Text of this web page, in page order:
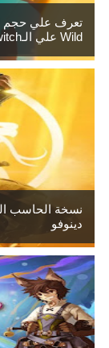
Wild علي الـSwitch
دينوفو